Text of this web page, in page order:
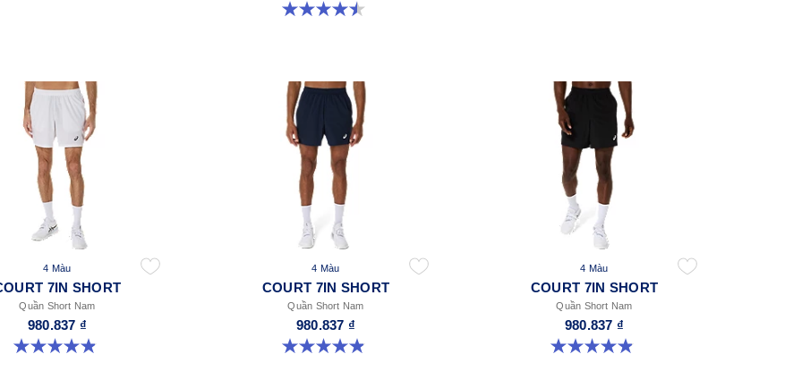
4.5 trong số 5 sao. 14 đánh giá
4 Màu
7IN SHORT
Quần Short Nam
980.837 ₫
4.9 trong số 5 sao. 155 đánh giá
4 Màu
COURT 7IN SHORT
Quần Short Nam
980.837 ₫
4.9 trong số 5 sao. 155 đánh giá
4 Màu
COURT 7IN SHORT
Quần Short Nam
980.837 ₫
4.9 trong số 5 sao. 155 đánh giá